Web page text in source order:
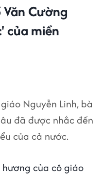
Văn Cường
của miền
Nguyễn Linh, bà
đã được nhắc đến
của cả nước.
của cô giáo